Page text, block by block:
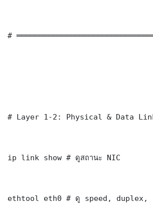
#
# Layer 1-2: Physical & Data
ip link show # ดูสถานะ NIC
ethtool eth0 # ดู speed,